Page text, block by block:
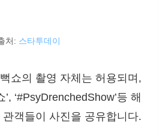
처: 스타투데이
쇼의 촬영 자체는 허용되며,
‘#PsyDrenchedShow’등 해
객들이 사진을 공유합니다.